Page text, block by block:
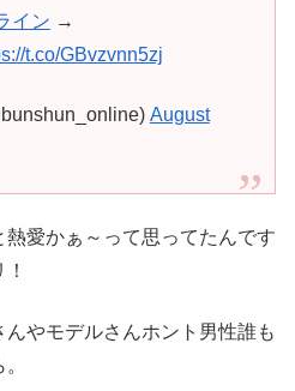
イン →
t.co/GBvzvnn5zj
August
愛かぁ～って思ってたんです
やモデルさんホント男性誰も